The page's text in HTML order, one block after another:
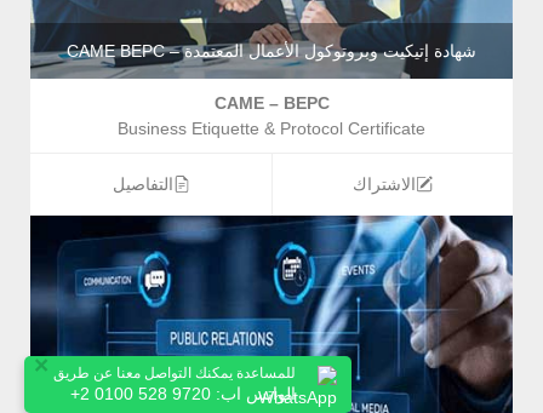
شهادة إتيكيت وبروتوكول الأعمال المعتمدة – CAME BEPC
CAME – BEPC
Business Etiquette & Protocol Certificate
الاشتراك التفاصيل
× للمساعدة يمكنك التواصل معنا عن طريق
الواتس اب: +2 0100 528 9720